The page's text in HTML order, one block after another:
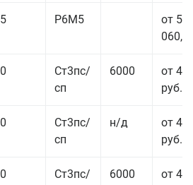
Р6М5
от
Ст3пс/
сп
6000
от 45
руб.
Ст3пс/
сп
н/д
от 46
руб.
Ст3пс/
6000
от 46